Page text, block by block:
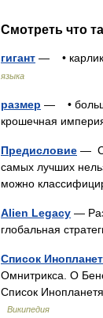
Смотреть что
гигант — •
языка
размер — •
крошечная
Предисловие —
самых лучших
можно
Alien Legacy —
глобальная
Список
Омнитрикса. О
Список
Википедия